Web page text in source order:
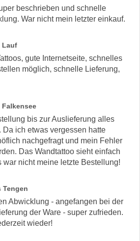
beschrieben und schnelle
War nicht mein letzter einkauf.
Lauf
gute Internetseite, schnelles
möglich, schnelle Lieferung,
Falkensee
bis zur Auslieferung alles
Da ich etwas vergessen hatte
nachgefragt und mein Fehler
Das Wandtattoo sieht einfach
war nicht meine letzte Bestellung!
Tengen
Abwicklung - angefangen bei der
der Ware - super zufrieden.
wieder!